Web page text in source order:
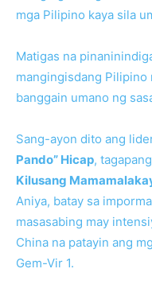
mga Pilipino kaya sila
Matigas na
mangingisdang Pilipino
banggain umano ng
Sang-ayon dito ang
Pando” Hicap,
Kilusang
Aniya, batay sa
masasabing may
China na patayin ang
Gem-Vir 1.